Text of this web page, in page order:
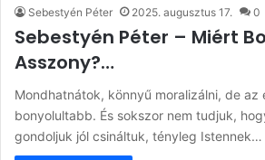
Sebestyén Péter 2025. augusztus 17. 0
Sebestyén Péter – Miért
Asszony?…
Mondhatnátok, könnyű moralizálni, de az
bonyolultabb. És sokszor nem tudjuk,
gondoljuk jól csináltuk, tényleg Istennek…